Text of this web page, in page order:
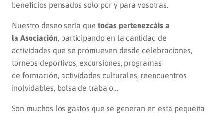
beneficios pensados solo por y para vosotras.
Nuestro deseo sería que todas pertenezcáis a
la Asociación, participando en la cantidad de
actividades que se promueven desde celebraciones,
torneos deportivos, excursiones, programas
de formación, actividades culturales, reencuentros
inolvidables, bolsa de trabajo…
Son muchos los gastos que se generan en esta pequeña